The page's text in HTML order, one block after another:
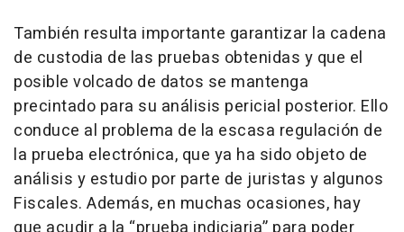
También resulta importante garantizar la cadena
de custodia de las pruebas obtenidas y que el
posible volcado de datos se mantenga
precintado para su análisis pericial posterior. Ello
conduce al problema de la escasa regulación de
la prueba electrónica, que ya ha sido objeto de
análisis y estudio por parte de juristas y algunos
Fiscales. Además, en muchas ocasiones, hay